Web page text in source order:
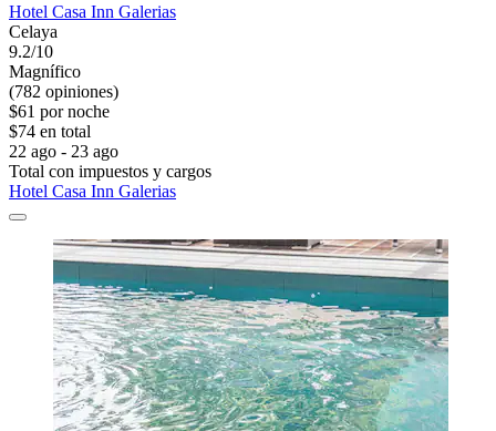
Hotel Casa Inn Galerias
Celaya
9.2/10
Magnífico
(782 opiniones)
$61 por noche
$74 en total
22 ago - 23 ago
Total con impuestos y cargos
Hotel Casa Inn Galerias